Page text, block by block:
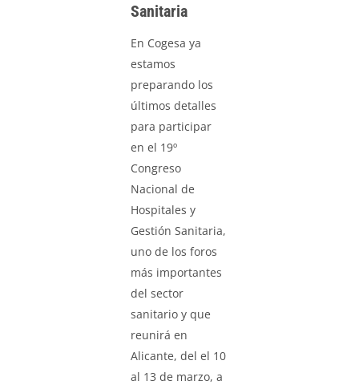
Sanitaria
En Cogesa ya
estamos
preparando los
últimos detalles
para participar
en el 19º
Congreso
Nacional de
Hospitales y
Gestión Sanitaria,
uno de los foros
más importantes
del sector
sanitario y que
reunirá en
Alicante, del el 10
al 13 de marzo, a